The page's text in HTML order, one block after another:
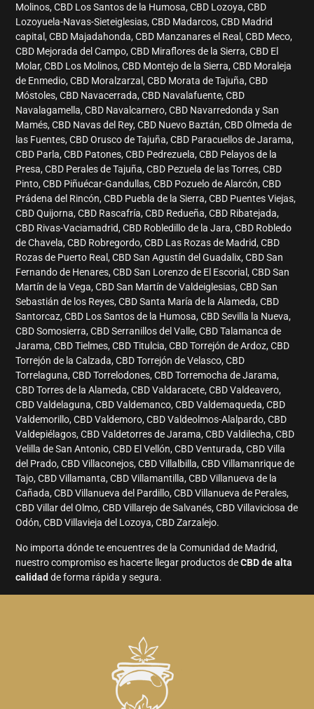
Molinos, CBD Los Santos de la Humosa, CBD Lozoya, CBD
Lozoyuela-Navas-Sieteiglesias, CBD Madarcos, CBD Madrid
capital, CBD Majadahonda, CBD Manzanares el Real, CBD Meco,
CBD Mejorada del Campo, CBD Miraflores de la Sierra, CBD El
Molar, CBD Los Molinos, CBD Montejo de la Sierra, CBD Moraleja
de Enmedio, CBD Moralzarzal, CBD Morata de Tajuña, CBD
Móstoles, CBD Navacerrada, CBD Navalafuente, CBD
Navalagamella, CBD Navalcarnero, CBD Navarredonda y San
Mamés, CBD Navas del Rey, CBD Nuevo Baztán, CBD Olmeda de
las Fuentes, CBD Orusco de Tajuña, CBD Paracuellos de Jarama,
CBD Parla, CBD Patones, CBD Pedrezuela, CBD Pelayos de la
Presa, CBD Perales de Tajuña, CBD Pezuela de las Torres, CBD
Pinto, CBD Piñuécar-Gandullas, CBD Pozuelo de Alarcón, CBD
Prádena del Rincón, CBD Puebla de la Sierra, CBD Puentes Viejas,
CBD Quijorna, CBD Rascafría, CBD Redueña, CBD Ribatejada,
CBD Rivas-Vaciamadrid, CBD Robledillo de la Jara, CBD Robledo
de Chavela, CBD Robregordo, CBD Las Rozas de Madrid, CBD
Rozas de Puerto Real, CBD San Agustín del Guadalix, CBD San
Fernando de Henares, CBD San Lorenzo de El Escorial, CBD San
Martín de la Vega, CBD San Martín de Valdeiglesias, CBD San
Sebastián de los Reyes, CBD Santa María de la Alameda, CBD
Santorcaz, CBD Los Santos de la Humosa, CBD Sevilla la Nueva,
CBD Somosierra, CBD Serranillos del Valle, CBD Talamanca de
Jarama, CBD Tielmes, CBD Titulcia, CBD Torrejón de Ardoz, CBD
Torrejón de la Calzada, CBD Torrejón de Velasco, CBD
Torrelaguna, CBD Torrelodones, CBD Torremocha de Jarama,
CBD Torres de la Alameda, CBD Valdaracete, CBD Valdeavero,
CBD Valdelaguna, CBD Valdemanco, CBD Valdemaqueda, CBD
Valdemorillo, CBD Valdemoro, CBD Valdeolmos-Alalpardo, CBD
Valdepiélagos, CBD Valdetorres de Jarama, CBD Valdilecha, CBD
Velilla de San Antonio, CBD El Vellón, CBD Venturada, CBD Villa
del Prado, CBD Villaconejos, CBD Villalbilla, CBD Villamanrique de
Tajo, CBD Villamanta, CBD Villamantilla, CBD Villanueva de la
Cañada, CBD Villanueva del Pardillo, CBD Villanueva de Perales,
CBD Villar del Olmo, CBD Villarejo de Salvanés, CBD Villaviciosa de
Odón, CBD Villavieja del Lozoya, CBD Zarzalejo.
No importa dónde te encuentres de la Comunidad de Madrid,
nuestro compromiso es hacerte llegar productos deCBD de alta
calidad de forma rápida y segura.